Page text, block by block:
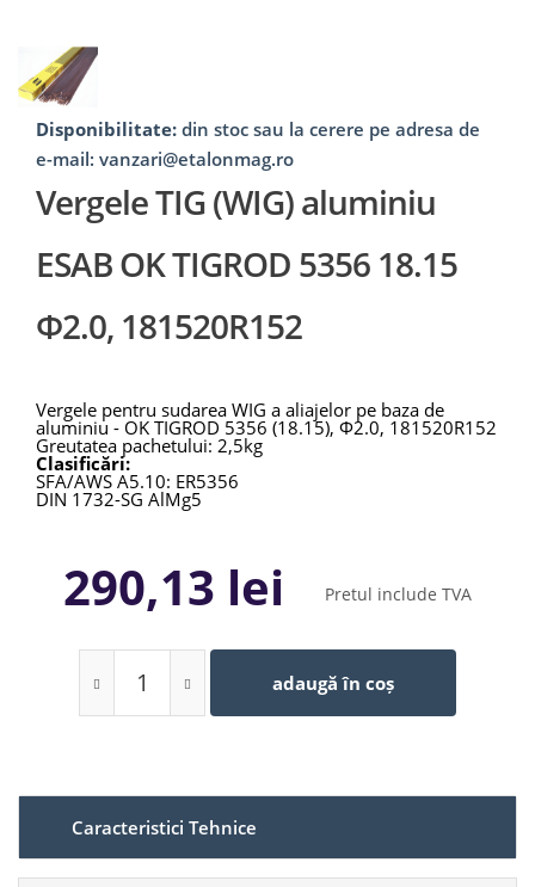
Disponibilitate: din stoc sau la cerere pe adresa de
e-mail: vanzari@etalonmag.ro
Vergele TIG (WIG) aluminiu
ESAB OK TIGROD 5356 18.15
Φ2.0, 181520R152
Vergele pentru sudarea WIG a aliajelor pe baza de
aluminiu - OK TIGROD 5356 (18.15), Φ2.0, 181520R152
Greutatea pachetului: 2,5kg
Clasificări:
SFA/AWS A5.10: ER5356
DIN 1732-SG AlMg5
290,13 lei Pretul include TVA
adaugă în coș
Caracteristici Tehnice